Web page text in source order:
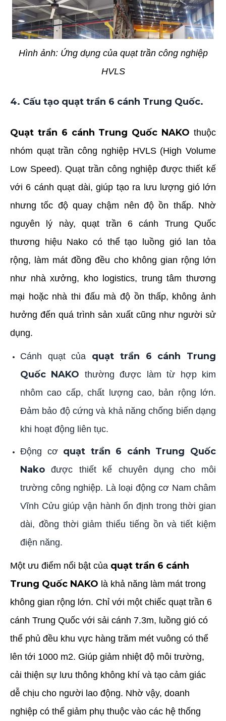
Hình ảnh: Ứng dụng của quạt trần công nghiệp
HVLS
4. Cấu tạo quạt trần 6 cánh Trung Quốc.
Quạt trần 6 cánh Trung Quốc NAKO thuộc
nhóm quạt trần công nghiệp HVLS (High Volume
Low Speed). Quạt trần công nghiệp được thiết kế
với 6 cánh quạt dài, giúp tạo ra lưu lượng gió lớn
nhưng tốc độ quay chậm nên độ ồn thấp. Nhờ
nguyên lý này, quạt trần 6 cánh Trung Quốc
thương hiệu Nako có thể tạo luồng gió lan tỏa
rộng, làm mát đồng đều cho không gian rộng lớn
như nhà xưởng, kho logistics, trung tâm thương
mại hoặc nhà thi đấu mà độ ồn thấp, không ảnh
hưởng đến quá trình sản xuất cũng như người sử
dụng.
Cánh quạt của quạt trần 6 cánh Trung
Quốc NAKO thường được làm từ hợp kim
nhôm cao cấp, chất lượng cao, bản rộng lớn.
Đảm bảo độ cứng và khả năng chống biến dạng
khi hoạt động liên tục.
Động cơ quạt trần 6 cánh Trung Quốc
Nako được thiết kế chuyên dụng cho môi
trường công nghiệp. Là loại động cơ Nam châm
Vĩnh Cửu giúp vận hành ổn định trong thời gian
dài, đồng thời giảm thiểu tiếng ồn và tiết kiệm
điện năng.
Một ưu điểm nổi bật của quạt trần 6 cánh
Trung Quốc NAKO là khả năng làm mát trong
không gian rộng lớn. Chỉ với một chiếc quạt trần 6
cánh Trung Quốc với sải cánh 7.3m, luồng gió có
thể phủ đều khu vực hàng trăm mét vuông có thể
lên tới 1000 m2. Giúp giảm nhiệt độ môi trường,
cải thiện sự lưu thông không khí và tạo cảm giác
dễ chịu cho người lao động. Nhờ vậy, doanh
nghiệp có thể giảm phụ thuộc vào các hệ thống